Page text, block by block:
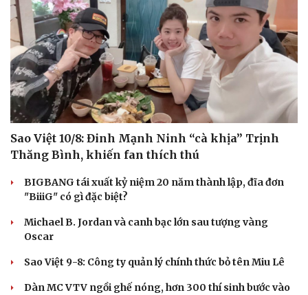
Hạt giống tâm hồn
Sao Việt 10/8: Đinh Mạnh Ninh “cà khịa” Trịnh
Thăng Bình, khiến fan thích thú
BIGBANG tái xuất kỷ niệm 20 năm thành lập, đĩa đơn
"BiiiG" có gì đặc biệt?
Michael B. Jordan và canh bạc lớn sau tượng vàng
Oscar
Sao Việt 9-8: Công ty quản lý chính thức bỏ tên Miu Lê
Dàn MC VTV ngồi ghế nóng, hơn 300 thí sinh bước vào